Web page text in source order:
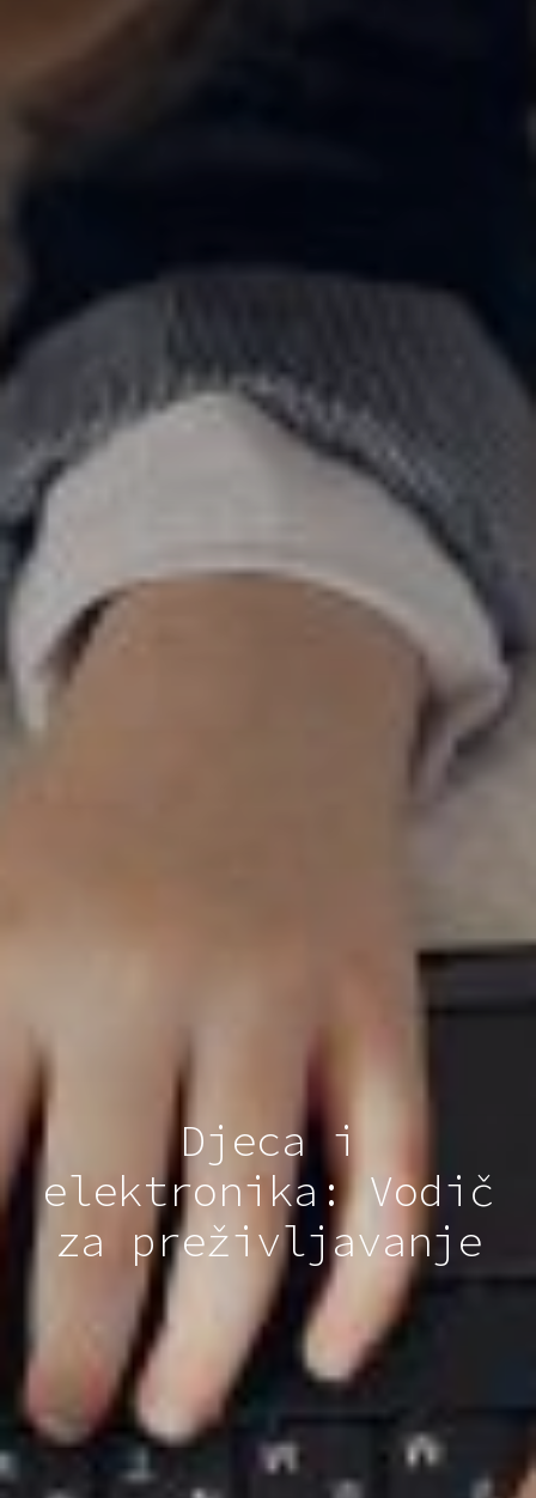
Djeca i
elektronika: Vodič
za preživljavanje